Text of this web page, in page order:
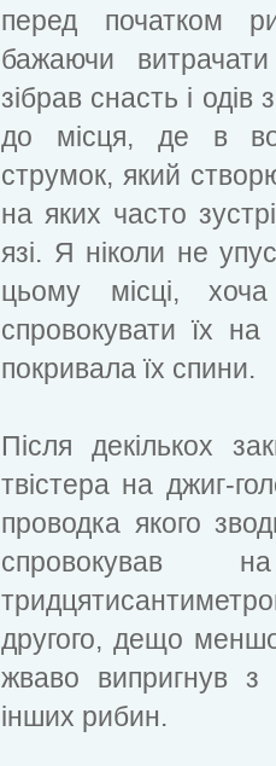
перед початком
бажаючи
зібрав снасть і
до місця, де в
струмок, який
на яких часто
язі. Я ніколи не
цьому місці,
спровокувати їх
покривала їх спини.
Після декількох
твістера на джиг-
проводка якого
спровокував
другого, дещо
жваво випригнув з
інших рибин.